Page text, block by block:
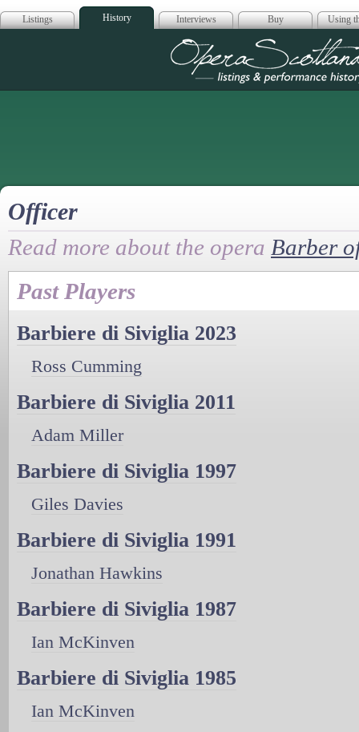
Listings History Interviews Buy Using
Opera
Officer
Read more about the opera Barber
Past Players
Barbiere di Siviglia 2023
Ross Cumming
Barbiere di Siviglia 2011
Adam Miller
Barbiere di Siviglia 1997
Giles Davies
Barbiere di Siviglia 1991
Jonathan Hawkins
Barbiere di Siviglia 1987
Ian McKinven
Barbiere di Siviglia 1985
Ian McKinven